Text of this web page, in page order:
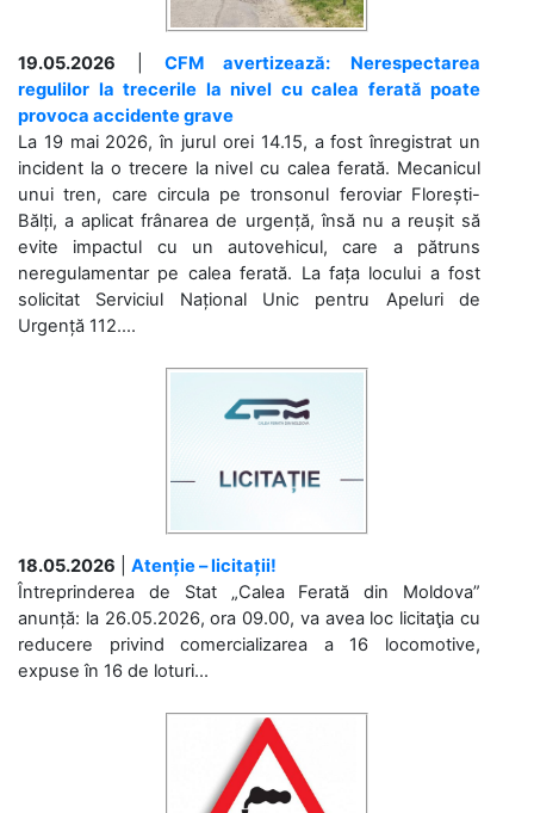
19.05.2026
CFM avertizează: Nerespectarea
regulilor la trecerile la nivel cu calea ferată poate
provoca accidente grave
La 19 mai 2026, în jurul orei 14.15, a fost înregistrat un
incident la o trecere la nivel cu calea ferată. Mecanicul
unui tren, care circula pe tronsonul feroviar Florești-
Bălți, a aplicat frânarea de urgență, însă nu a reușit să
evite impactul cu un autovehicul, care a pătruns
neregulamentar pe calea ferată. La fața locului a fost
solicitat Serviciul Național Unic pentru Apeluri de
Urgență 112....
18.05.2026
Atenție – licitații!
Întreprinderea de Stat „Calea Ferată din Moldova”
anunță: la 26.05.2026, ora 09.00, va avea loc licitaţia cu
reducere privind comercializarea a 16 locomotive,
expuse în 16 de loturi...